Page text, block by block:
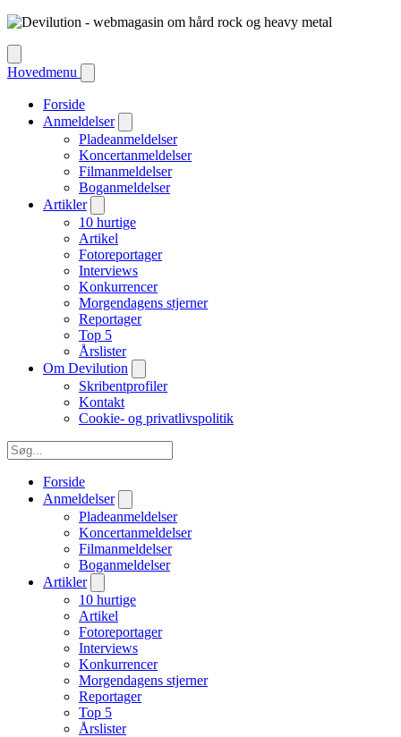
Hovedmenu
Forside
Anmeldelser
Pladeanmeldelser
Koncertanmeldelser
Filmanmeldelser
Boganmeldelser
Artikler
10 hurtige
Artikel
Fotoreportager
Interviews
Konkurrencer
Morgendagens stjerner
Reportager
Top 5
Årslister
Om Devilution
Skribentprofiler
Kontakt
Cookie- og privatlivspolitik
Forside
Anmeldelser
Pladeanmeldelser
Koncertanmeldelser
Filmanmeldelser
Boganmeldelser
Artikler
10 hurtige
Artikel
Fotoreportager
Interviews
Konkurrencer
Morgendagens stjerner
Reportager
Top 5
Årslister